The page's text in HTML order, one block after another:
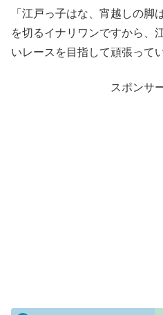
「江戸っ子はな、宵越しの
を切るイナリワンですから、
いレースを目指して頑張って
スポンサ